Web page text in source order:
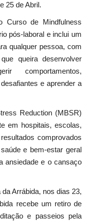
25 de Abril.
Curso de Mindfulness
pós-laboral e inclui um
qualquer pessoa, com
queira desenvolver
comportamentos,
e aprender a
Reduction (MBSR)
em hospitais, escolas,
comprovados
e bem-estar geral
ansiedade e o cansaço
Arrábida, nos dias 23,
recebe um retiro de
e passeios pela